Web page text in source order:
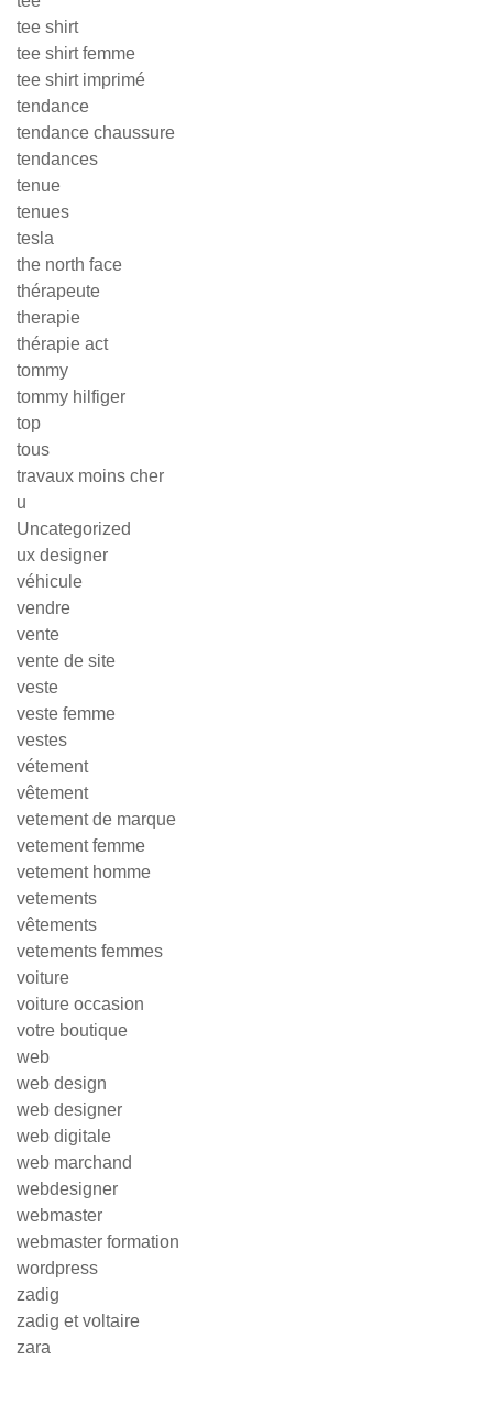
tee shirt
tee shirt femme
tee shirt imprimé
tendance
tendance chaussure
tendances
tenue
tenues
tesla
the north face
thérapeute
therapie
thérapie act
tommy
tommy hilfiger
top
tous
travaux moins cher
u
Uncategorized
ux designer
véhicule
vendre
vente
vente de site
veste
veste femme
vestes
vétement
vêtement
vetement de marque
vetement femme
vetement homme
vetements
vêtements
vetements femmes
voiture
voiture occasion
votre boutique
web
web design
web designer
web digitale
web marchand
webdesigner
webmaster
webmaster formation
wordpress
zadig
zadig et voltaire
zara